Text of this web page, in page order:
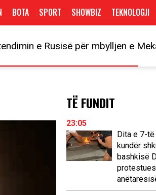
BOTA SPORT SHOWBIZ TEKNOLOGJI
e Rusisë për mbylljen e
TË FUNDIT
23:05
Dita e 7-
kundër
bashkisë